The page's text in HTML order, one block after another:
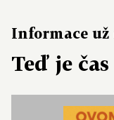
Informace už
Teď je